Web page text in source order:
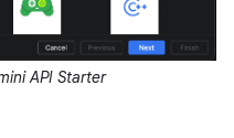
API Starter